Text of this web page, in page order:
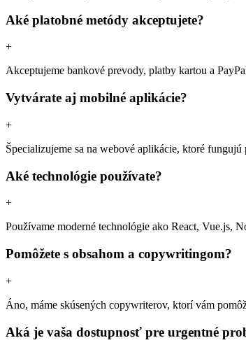
Aké platobné metódy akceptujete?
+
Akceptujeme bankové prevody, platby kartou a
Vytvárate aj mobilné aplikácie?
+
Špecializujeme sa na webové aplikácie, ktoré
Aké technológie používate?
+
Používame moderné technológie ako React, Vue.js,
Pomôžete s obsahom a copywritingom?
+
Áno, máme skúsených copywriterov, ktorí vám
Aká je vaša dostupnosť pre urgentné